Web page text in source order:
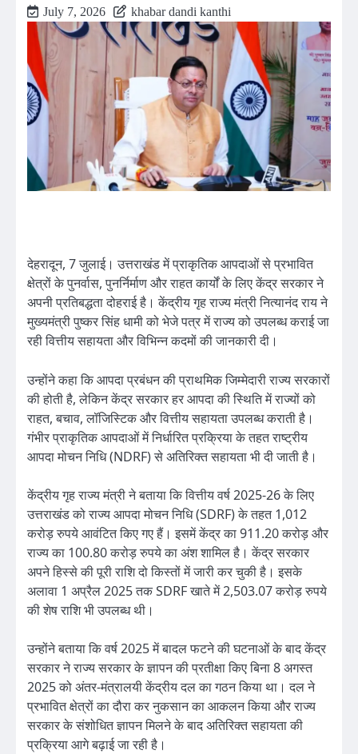
July 7, 2026 khabar dandi kanthi
देहरादून, 7 जुलाई। उत्तराखंड में प्राकृतिक आपदाओं से प्रभावित
क्षेत्रों के पुनर्वास, पुनर्निर्माण और राहत कार्यों के लिए केंद्र सरकार ने
अपनी प्रतिबद्धता दोहराई है। केंद्रीय गृह राज्य मंत्री नित्यानंद राय ने
मुख्यमंत्री पुष्कर सिंह धामी को भेजे पत्र में राज्य को उपलब्ध कराई जा
रही वित्तीय सहायता और विभिन्न कदमों की जानकारी दी।
उन्होंने कहा कि आपदा प्रबंधन की प्राथमिक जिम्मेदारी राज्य सरकारों
की होती है, लेकिन केंद्र सरकार हर आपदा की स्थिति में राज्यों को
राहत, बचाव, लॉजिस्टिक और वित्तीय सहायता उपलब्ध कराती है।
गंभीर प्राकृतिक आपदाओं में निर्धारित प्रक्रिया के तहत राष्ट्रीय
आपदा मोचन निधि (NDRF) से अतिरिक्त सहायता भी दी जाती है।
केंद्रीय गृह राज्य मंत्री ने बताया कि वित्तीय वर्ष 2025-26 के लिए
उत्तराखंड को राज्य आपदा मोचन निधि (SDRF) के तहत 1,012
करोड़ रुपये आवंटित किए गए हैं। इसमें केंद्र का 911.20 करोड़ और
राज्य का 100.80 करोड़ रुपये का अंश शामिल है। केंद्र सरकार
अपने हिस्से की पूरी राशि दो किस्तों में जारी कर चुकी है। इसके
अलावा 1 अप्रैल 2025 तक SDRF खाते में 2,503.07 करोड़ रुपये
की शेष राशि भी उपलब्ध थी।
उन्होंने बताया कि वर्ष 2025 में बादल फटने की घटनाओं के बाद केंद्र
सरकार ने राज्य सरकार के ज्ञापन की प्रतीक्षा किए बिना 8 अगस्त
2025 को अंतर-मंत्रालयी केंद्रीय दल का गठन किया था। दल ने
प्रभावित क्षेत्रों का दौरा कर नुकसान का आकलन किया और राज्य
सरकार के संशोधित ज्ञापन मिलने के बाद अतिरिक्त सहायता की
प्रक्रिया आगे बढ़ाई जा रही है।